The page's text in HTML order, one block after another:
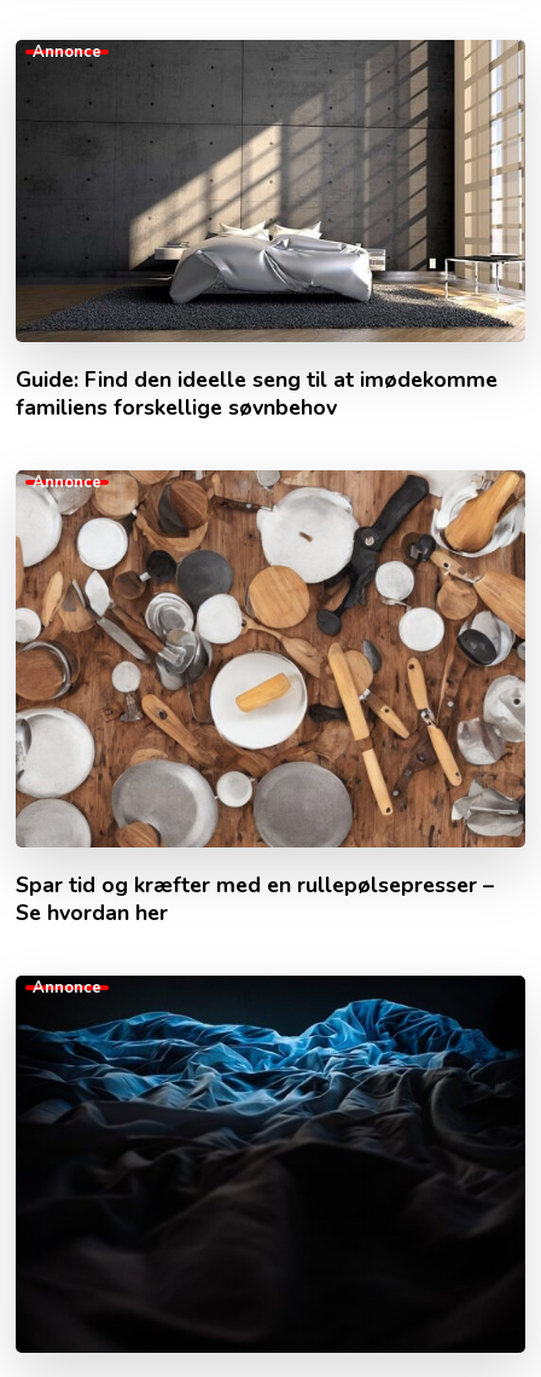
Annonce
Guide: Find den ideelle seng til at imødekomme
familiens forskellige søvnbehov
Annonce
Spar tid og kræfter med en rullepølsepresser –
Se hvordan her
Annonce